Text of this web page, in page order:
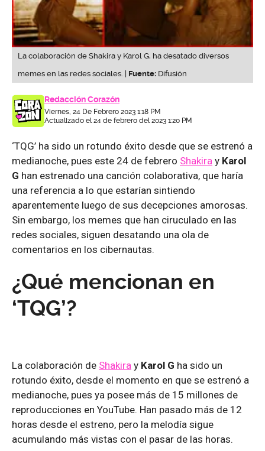
La colaboración de Shakira y Karol G, ha desatado diversos
memes en las redes sociales. | Fuente: Difusión
Redacción Corazón
Viernes, 24 De Febrero 2023 1:18 PM
Actualizado el 24 de febrero del 2023 1:20 PM
‘TQG’ ha sido un rotundo éxito desde que se estrenó a
medianoche, pues este 24 de febrero Shakira y Karol
G han estrenado una canción colaborativa, que haría
una referencia a lo que estarían sintiendo
aparentemente luego de sus decepciones amorosas.
Sin embargo, los memes que han ciruculado en las
redes sociales, siguen desatando una ola de
comentarios en los cibernautas.
¿Qué mencionan en
‘TQG’?
La colaboración de Shakira y Karol G ha sido un
rotundo éxito, desde el momento en que se estrenó a
medianoche, pues ya posee más de 15 millones de
reproducciones en YouTube. Han pasado más de 12
horas desde el estreno, pero la melodía sigue
acumulando más vistas con el pasar de las horas.